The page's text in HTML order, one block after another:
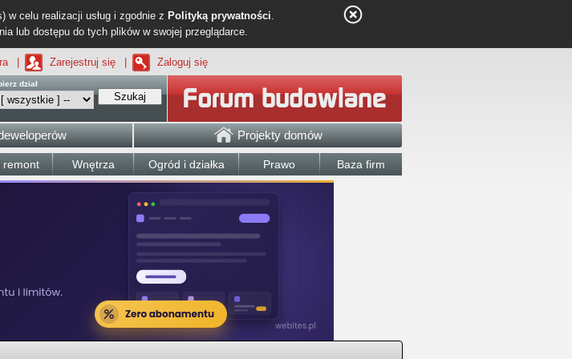
celu realizacji usług i zgodnie z Polityką prywatności.
lub dostępu do tych plików w swojej przeglądarce.
Zarejestruj się Zaloguj się
dział
Szukaj
Projekty domów
remont Wnętrza Ogród i działka Prawo Baza firm